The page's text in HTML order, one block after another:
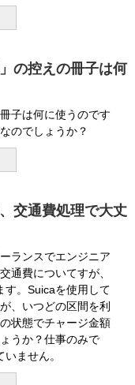
の控えの冊子は何
子は何に使うのです
のでしょうか？
交通費処理で大丈
ランスでエンジニア
通費についてすが、
す。Suicaを使用して
、いつどの区間を利
状態でチャージ金額
うか？仕事のみで
ません。